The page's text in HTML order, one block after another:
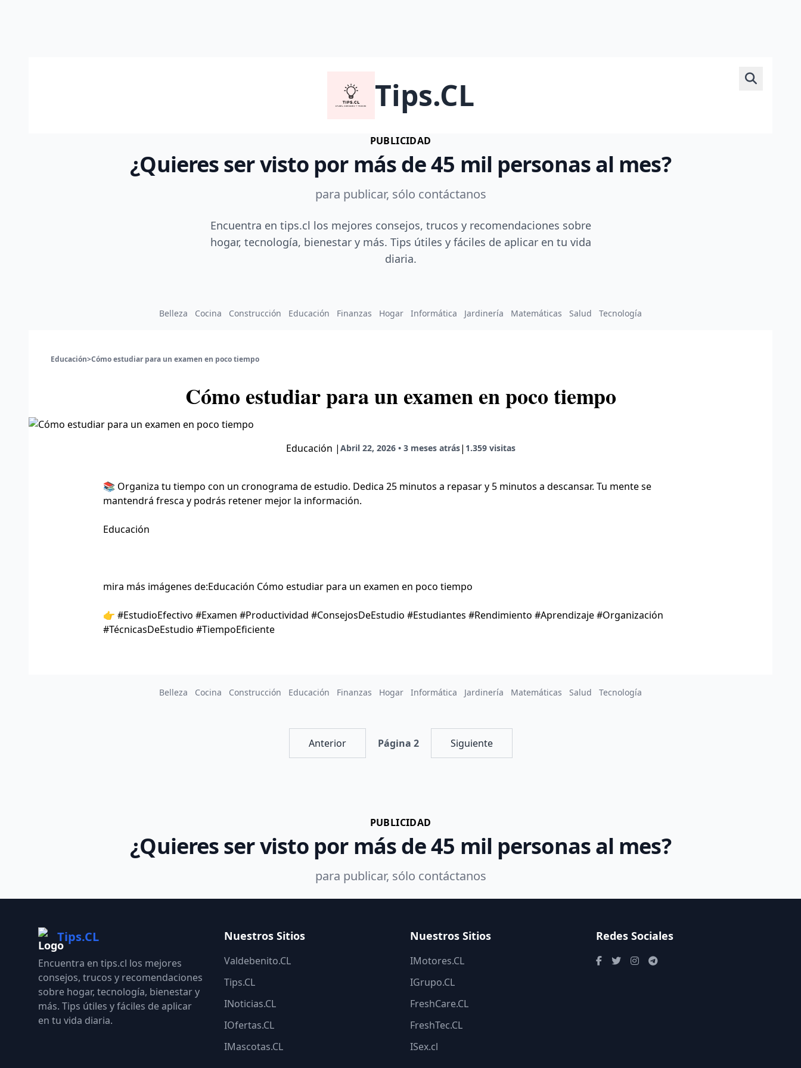
Tips.CL
PUBLICIDAD
¿Quieres ser visto por más de 45 mil personas al mes?
para publicar, sólo contáctanos
Encuentra en tips.cl los mejores consejos, trucos y recomendaciones sobre
hogar, tecnología, bienestar y más. Tips útiles y fáciles de aplicar en tu vida
diaria.
Belleza Cocina Construcción Educación Finanzas Hogar Informática Jardinería Matemáticas Salud Tecnología
Educación>Cómo estudiar para un examen en poco tiempo
Cómo estudiar para un examen en poco tiempo
Educación | Abril 22, 2026 • 3 meses atrás| 1.359 visitas
📚 Organiza tu tiempo con un cronograma de estudio. Dedica 25 minutos a repasar y 5 minutos a descansar. Tu mente se
mantendrá fresca y podrás retener mejor la información.
Educación
mira más imágenes de:Educación Cómo estudiar para un examen en poco tiempo
👉 #EstudioEfectivo #Examen #Productividad #ConsejosDeEstudio #Estudiantes #Rendimiento #Aprendizaje #Organización
#TécnicasDeEstudio #TiempoEficiente
Belleza Cocina Construcción Educación Finanzas Hogar Informática Jardinería Matemáticas Salud Tecnología
Anterior Página 2 Siguiente
PUBLICIDAD
¿Quieres ser visto por más de 45 mil personas al mes?
para publicar, sólo contáctanos
Tips.CL
Encuentra en tips.cl los mejores
consejos, trucos y recomendaciones
sobre hogar, tecnología, bienestar y
más. Tips útiles y fáciles de aplicar
en tu vida diaria.
Nuestros Sitios
Valdebenito.CL
Tips.CL
INoticias.CL
IOfertas.CL
IMascotas.CL
Nuestros Sitios
IMotores.CL
IGrupo.CL
FreshCare.CL
FreshTec.CL
ISex.cl
Redes Sociales